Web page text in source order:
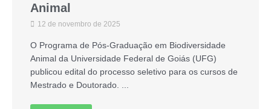
Animal
12 de novembro de 2025
O Programa de Pós-Graduação em Biodiversidade
Animal da Universidade Federal de Goiás (UFG)
publicou edital do processo seletivo para os cursos de
Mestrado e Doutorado. ...